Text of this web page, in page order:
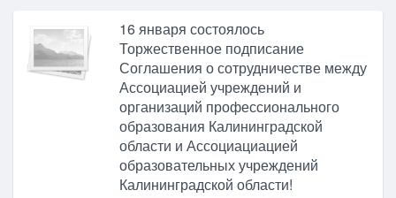
16 января состоялось
Торжественное подписание
Соглашения о сотрудничестве между
Ассоциацией учреждений и
организаций профессионального
образования Калининградской
области и Ассоциациацией
образовательных учреждений
Калининградской области!